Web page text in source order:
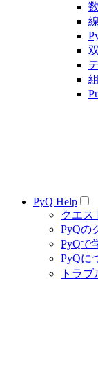
PyQ Help
クエス
PyQの
PyQで
PyQに
トラ